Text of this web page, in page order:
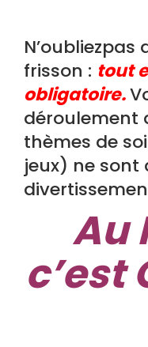
frisson : tout
obligatoire.
déroulement
thèmes de
jeux) ne sont
Au
c’est